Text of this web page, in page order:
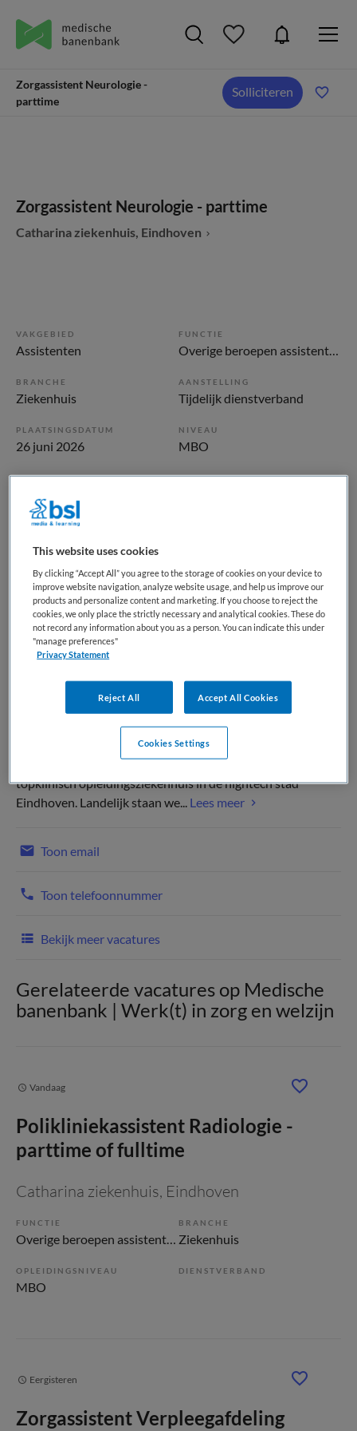
Zorgassistent Neurologie -
parttime
Solliciteren
Zorgassistent Neurologie - parttime
Catharina ziekenhuis, Eindhoven
VAKGEBIED
Assistenten
FUNCTIE
Overige beroepen assistenten
BRANCHE
Ziekenhuis
AANSTELLING
Tijdelijk dienstverband
PLAATSINGSDATUM
26 juni 2026
NIVEAU
MBO
ERVARING DIENSTVERBAND
Vacature niet beschikbaar
Deze vacature Zorgassistent Neurologie - parttime bij
Catharina ziekenhuis is niet meer actueel. Hieronder staan
enkele vergelijkbare vacatures die voor u wellicht
interessant zijn.
Het Catharina Ziekenhuis is een modern, gastvrij en
topklinisch opleidingsziekenhuis in de hightech stad
Eindhoven. Landelijk staan we... Lees meer
Toon email
Toon telefoonnummer
Bekijk meer vacatures
Gerelateerde vacatures op Medische
banenbank | Werk(t) in zorg en welzijn
Vandaag
Polikliniekassistent Radiologie -
parttime of fulltime
Catharina ziekenhuis, Eindhoven
FUNCTIE
Overige beroepen assistenten
BRANCHE
Ziekenhuis
OPLEIDINGSNIVEAU
MBO
DIENSTVERBAND
Eergisteren
Zorgassistent Verpleegafdeling
This website uses cookies
By clicking “Accept All” you agree to the storage of cookies on your device to
improve website navigation, analyze website usage, and help us improve our
products and personalize content and marketing. If you choose to reject the
cookies, we only place the strictly necessary and analytical cookies. These do
not record any information about you as a person. You can indicate this under
"manage preferences"
Privacy Statement
Reject All Accept All Cookies
Cookies Settings